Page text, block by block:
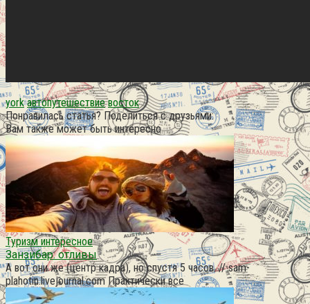
york автопутешествие восток
Понравилась статья? Поделиться с друзьями:
Вам также может быть интересно
Туризм интересное
Занзибар. отливы
А вот они же (центр кадра), но спустя 5 часов. // sam-
plahotin.livejournal.com Практически все